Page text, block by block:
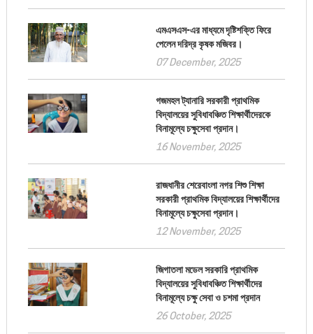
এমএসএস-এর মাধ্যমে দৃষ্টিশক্তি ফিরে
পেলেন দরিদ্র কৃষক মজিবর।
07 December, 2025
গজমহল ট্যানারি সরকারী প্রাথমিক
বিদ্যালয়ের সুবিধাবঞ্চিত শিক্ষার্থীদেরকে
বিনামূল্যে চক্ষুসেবা প্রদান।
16 November, 2025
রাজধানীর শেরেবাংলা নগর শিশু শিক্ষা
সরকারী প্রাথমিক বিদ্যালয়ের শিক্ষার্থীদের
বিনামূল্যে চক্ষুসেবা প্রদান।
12 November, 2025
জিগাতলা মডেল সরকারি প্রাথমিক
বিদ্যালয়ের সুবিধাবঞ্চিত শিক্ষার্থীদের
বিনামূল্যে চক্ষু সেবা ও চশমা প্রদান
26 October, 2025